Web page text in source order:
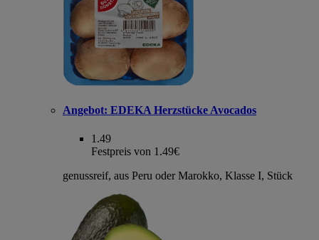
Angebot: EDEKA Herzstücke Avocados
1.49
Festpreis von 1.49€
genussreif, aus Peru oder Marokko, Klasse I, Stück